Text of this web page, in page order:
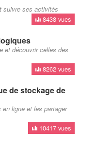
suivre ses activités
8438 vues
et découvrir celles des
8262 vues
de stockage de
ligne et les partager
10417 vues